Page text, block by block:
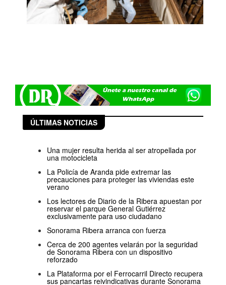
ÚLTIMAS NOTICIAS
Una mujer resulta herida al ser atropellada por
una motocicleta
La Policía de Aranda pide extremar las
precauciones para proteger las viviendas este
verano
Los lectores de Diario de la Ribera apuestan por
reservar el parque General Gutiérrez
exclusivamente para uso ciudadano
Sonorama Ribera arranca con fuerza
Cerca de 200 agentes velarán por la seguridad
de Sonorama Ribera con un dispositivo
reforzado
La Plataforma por el Ferrocarril Directo recupera
sus pancartas reivindicativas durante Sonorama